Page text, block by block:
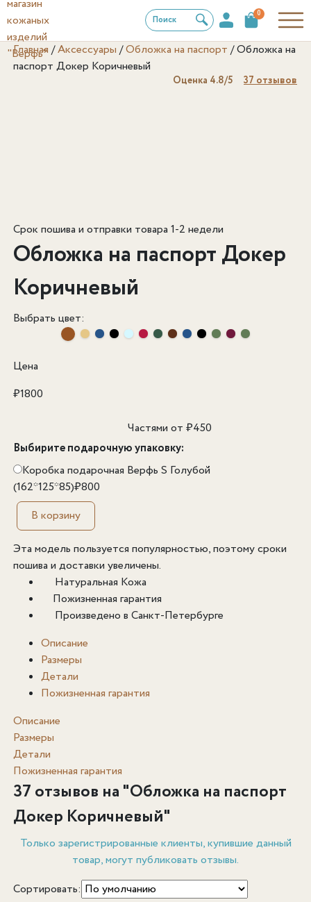
Поиск
0
Главная /Аксессуары /Обложка на паспорт /Обложка на
паспорт Докер Коричневый
Оценка 4.8/5 37отзывов
Срок пошива и отправки товара 1-2 недели
Обложка на паспорт Докер
Коричневый
Выбрать цвет:
Цена
₽1800
Частями от ₽450
Выбирите подарочную упаковку:
Коробка подарочная Верфь S Голубой
(162*125*85)₽800
В корзину
Эта модель пользуется популярностью, поэтому сроки
пошива и доставки увеличены.
Натуральная Кожа
Пожизненная гарантия
Произведено в Санкт-Петербурге
Описание
Размеры
Детали
Пожизненная гарантия
Описание
Размеры
Детали
Пожизненная гарантия
37 отзывов на "Обложка на паспорт
Докер Коричневый"
Только зарегистрированные клиенты, купившие данный
товар, могут публиковать отзывы.
Сортировать: